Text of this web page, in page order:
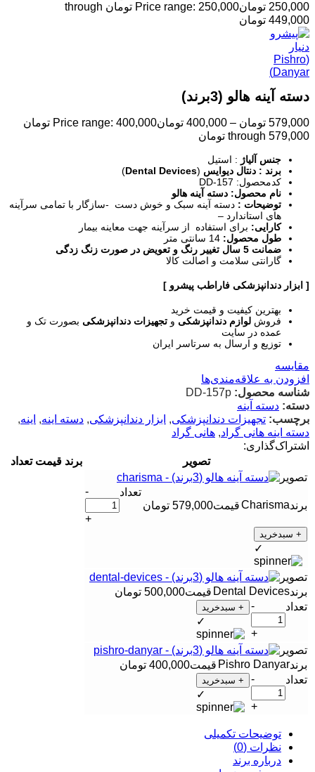
250,000 تومان
Price range: 250,000 تومان through
449,000 تومان
دسته آینه هالو (3برند)
579,000 تومان –
400,000 تومان
Price range: 400,000 تومان
through 579,000 تومان
جنس آلیاژ : استیل
برند : دنتال دیوایس (
Dental Devices
)
کدمحصول: DD-157
نام محصول: دسته آینه هالو
توضیحات : دسته آینه سبک و خوش دست -سازگار با تمامی سرآینه
های استاندارد –
کارایی: برای استفاده از سرآینه جهت معاینه بیمار
طول محصول: 14 سانتی متر
ضمانت 5 سال تغییر رنگ و تعویض در صورت زنگ زدگی
گارانتی سلامت و اصالت کالا
[ ابزار دندانپزشکی فاراطب پیشرو ]
بهترین کیفیت و قیمت خرید
فروش لوازم دندانپزشکی و تجهیزات دندانپزشکی بصورت تک و
عمده در سایت
توزیع و ارسال به سرتاسر ایران
مقایسه
افزودن به علاقه‌مندی‌ها
شناسه محصول: DD-157p
دسته: دسته آینه
برچسب: تجهیزات دندانپزشکی, ابزار دندانپزشکی, دسته اینه, اینه,
دسته اینه هانی گراد, هانی گراد
اشتراک‌گذاری:
تصویر
برند قیمت تعداد
Charisma
579,000 تومان
-
+
+ سبدخرید
✓
Dental Devices
500,000 تومان
-
+
+ سبدخرید
✓
Pishro Danyar
400,000 تومان
-
+
+ سبدخرید
✓
توضیحات تکمیلی
نظرات (0)
درباره برند